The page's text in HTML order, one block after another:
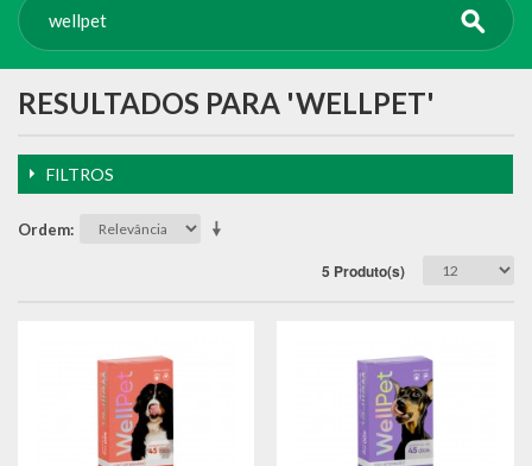
RESULTADOS PARA 'WELLPET'
FILTROS
Ordem
5 Produto(s)